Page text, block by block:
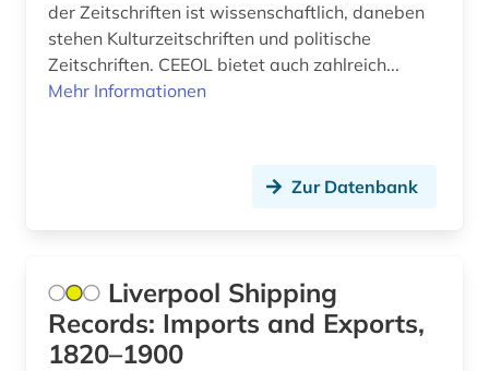
akademien der wissenschaft (1)
akademieschrift (1)
akronym (7)
akte (2)
der Zeitschriften ist wissenschaftlich, daneben
stehen Kulturzeitschriften und politische
Zeitschriften. CEEOL bietet auch zahlreich...
Mehr Informationen
Zur Datenbank
Liverpool Shipping
Records: Imports and Exports,
1820–1900